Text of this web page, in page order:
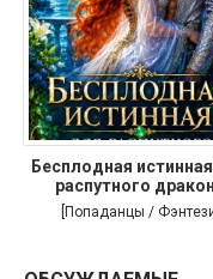
Бесплодная
распутного
[Попаданцы /